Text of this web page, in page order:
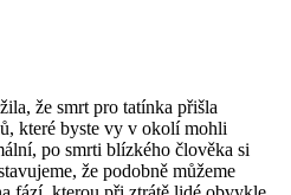
že smrt pro tatínka přišla
které byste vy v okolí mohli
po smrti blízkého člověka si
že podobně můžeme